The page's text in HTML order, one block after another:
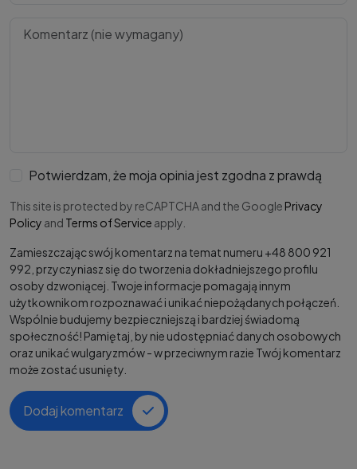
Potwierdzam, że moja opinia jest zgodna z prawdą
This site is protected by reCAPTCHA and the Google Privacy
Policy and Terms of Service apply.
Zamieszczając swój komentarz na temat numeru +48 800 921
992, przyczyniasz się do tworzenia dokładniejszego profilu
osoby dzwoniącej. Twoje informacje pomagają innym
użytkownikom rozpoznawać i unikać niepożądanych połączeń.
Wspólnie budujemy bezpieczniejszą i bardziej świadomą
społeczność! Pamiętaj, by nie udostępniać danych osobowych
oraz unikać wulgaryzmów - w przeciwnym razie Twój komentarz
może zostać usunięty.
Dodaj komentarz